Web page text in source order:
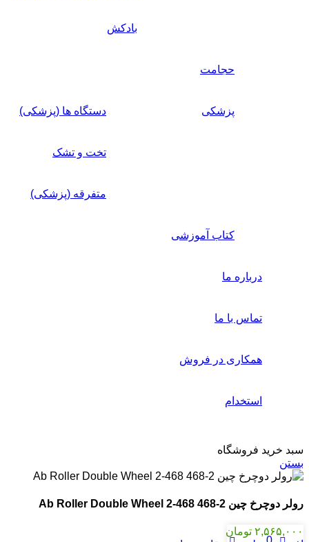
بادکش
حجامت
پزشکی دستگاه ها (پزشکی)
تخت و تشک
متفرقه (پزشکی)
کتاب آموزشی
درباره ما
تماس با ما
همکاری در فروش
استخدام
سبد خرید فروشگاه
بستن
رولر دوچرخ چین 2-468 Ab Roller Double Wheel 2-468
۲,۵۶۵,۰۰۰ تومان